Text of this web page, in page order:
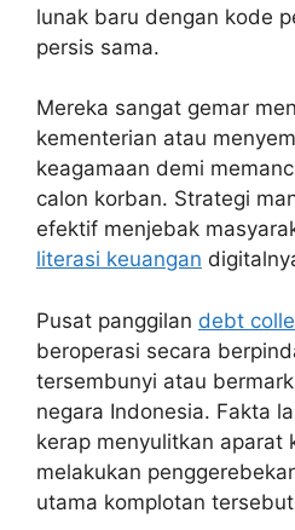
lunak baru dengan kode
persis sama.
Mereka sangat gemar
kementerian atau
keagamaan demi
calon korban. Strategi
efektif menjebak
literasi keuangan
Pusat panggilan debt
beroperasi secara
tersembunyi atau
negara Indonesia. Fakta
kerap menyulitkan aparat
melakukan
utama komplotan